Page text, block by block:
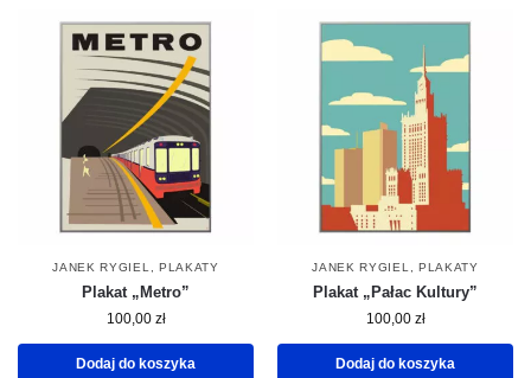
JANEK RYGIEL PLAKATY
Plakat „Metro”
100,00 zł
Dodaj do koszyka
JANEK RYGIEL PLAKATY
Plakat „Pałac Kultury”
100,00 zł
Dodaj do koszyka